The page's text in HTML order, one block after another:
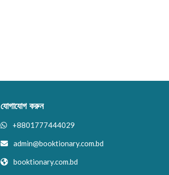
যোগাযোগ করুন
+8801777444029
admin@booktionary.com.bd
booktionary.com.bd